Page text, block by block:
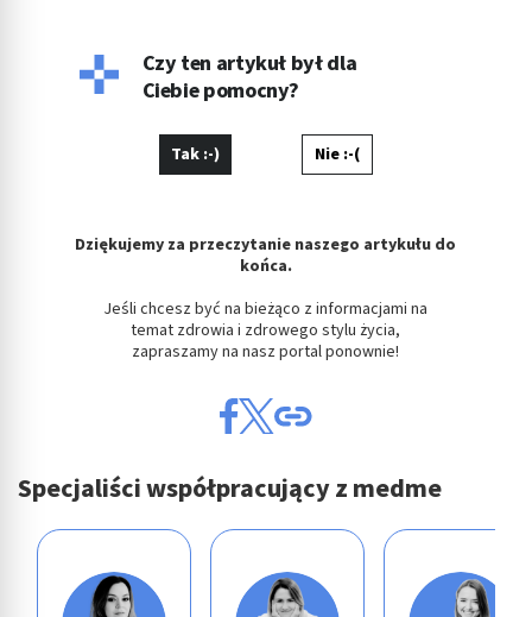
Czy ten artykuł był dla
Ciebie pomocny?
Tak :-) Nie :-(
Dziękujemy za przeczytanie naszego artykułu do
końca.
Jeśli chcesz być na bieżąco z informacjami na
temat zdrowia i zdrowego stylu życia,
zapraszamy na nasz portal ponownie!
Specjaliści współpracujący z medme